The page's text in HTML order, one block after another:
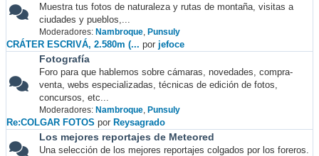
Muestra tus fotos de naturaleza y rutas de montaña, visitas a
ciudades y pueblos,...
Moderadores: Nambroque, Punsuly
CRÁTER ESCRIVÁ, 2.580m (... por jefoce
Fotografía
Foro para que hablemos sobre cámaras, novedades, compra-
venta, webs especializadas, técnicas de edición de fotos,
concursos, etc...
Moderadores: Nambroque, Punsuly
Re:COLGAR FOTOS por Reysagrado
Los mejores reportajes de Meteored
Una selección de los mejores reportajes colgados por los foreros.